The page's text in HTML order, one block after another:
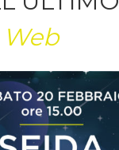
Web